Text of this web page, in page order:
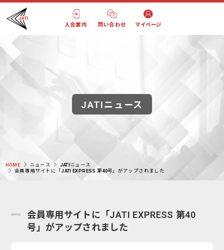
入会案内 問い合わせ マイページ
JATIニュース
HOME ニュース
JATIニュース
会員専用サイトに「JATI EXPRESS 第40号」がアップされました
会員専用サイトに「JATI EXPRESS 第40
号」がアップされました